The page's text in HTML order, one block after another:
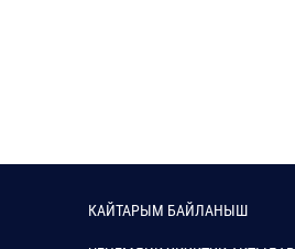
КАЙТАРЫМ БАЙЛАНЫШ